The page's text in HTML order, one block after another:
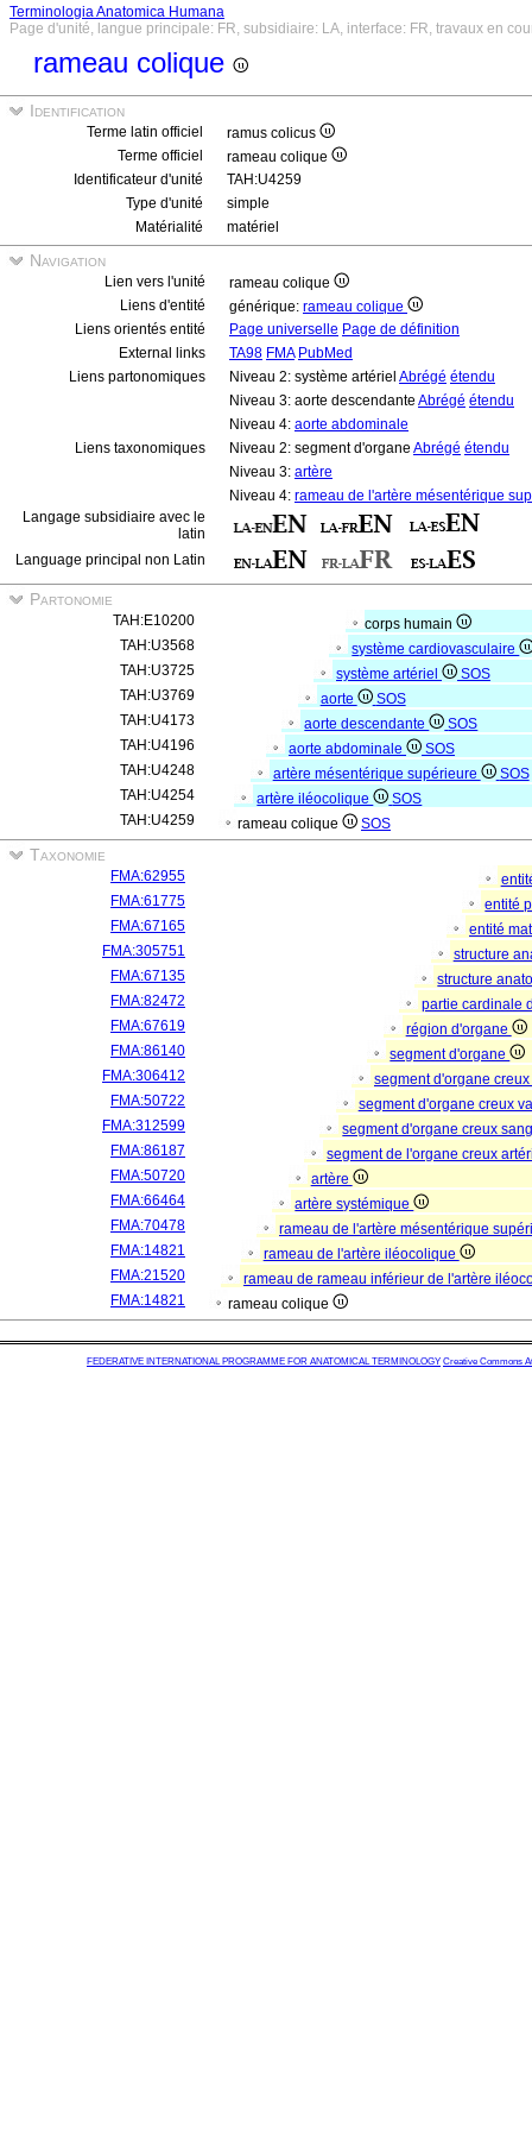
Terminologia Anatomica Humana
Page d'unité, langue principale: FR, subsidiaire: LA, interface: FR, travaux en
rameau colique
Identification
Terme latin officiel
ramus colicus
Terme officiel
rameau colique
Identificateur d'unité
TAH:U4259
Type d'unité
simple
Matérialité
matériel
Navigation
Lien vers l'unité
rameau colique
Liens d'entité
générique: rameau colique
Liens orientés entité
Page universelle Page de définition
External links
TA98 FMA PubMed
Liens partonomiques
Niveau 2: système artériel Abrégé étendu
Niveau 3: aorte descendante Abrégé étendu
Niveau 4: aorte abdominale
Liens taxonomiques
Niveau 2: segment d'organe Abrégé étendu
Niveau 3: artère
Niveau 4: rameau de l'artère mésentérique
Langage subsidiaire avec le
latin
Language principal non Latin
Partonomie
TAH:E10200
corps humain
TAH:U3568
système cardiovasculaire
TAH:U3725
système artériel
SOS
TAH:U3769
aorte
SOS
TAH:U4173
aorte descendante
SOS
TAH:U4196
aorte abdominale
SOS
TAH:U4248
artère mésentérique supérieure
SOS
TAH:U4254
artère iléocolique
SOS
TAH:U4259
rameau colique SOS
Taxonomie
FMA:62955
FMA:61775
entité
FMA:67165
entité
FMA:305751
structure
FMA:67135
structure
FMA:82472
partie cardinale
FMA:67619
région d'organe
FMA:86140
segment d'organe
FMA:306412
segment d'organe
FMA:50722
segment d'organe creux
FMA:312599
segment d'organe creux
FMA:86187
segment de l'organe creux
FMA:50720
artère
FMA:66464
artère systémique
FMA:70478
rameau de l'artère mésentérique
FMA:14821
rameau de l'artère iléocolique
FMA:21520
rameau de rameau inférieur de l'artère
FMA:14821
rameau colique
FEDERATIVE INTERNATIONAL PROGRAMME FOR ANATOMICAL TERMINOLOGY Creative Commons